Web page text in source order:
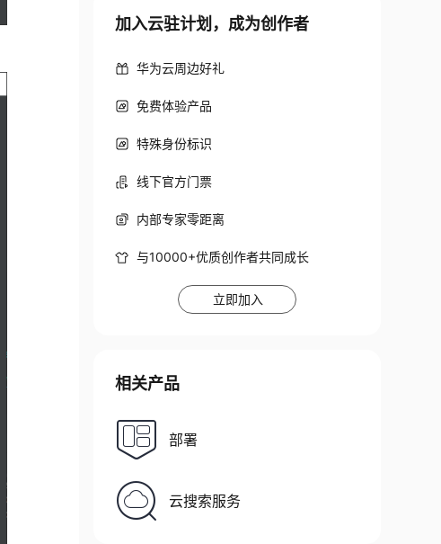
加入云驻计划，成为创作者
华为云周边好礼
免费体验产品
特殊身份标识
线下官方门票
内部专家零距离
与10000+优质创作者共同成长
立即加入
相关产品
部署
云搜索服务